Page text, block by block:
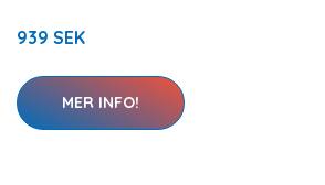
939 SEK
MER INFO!